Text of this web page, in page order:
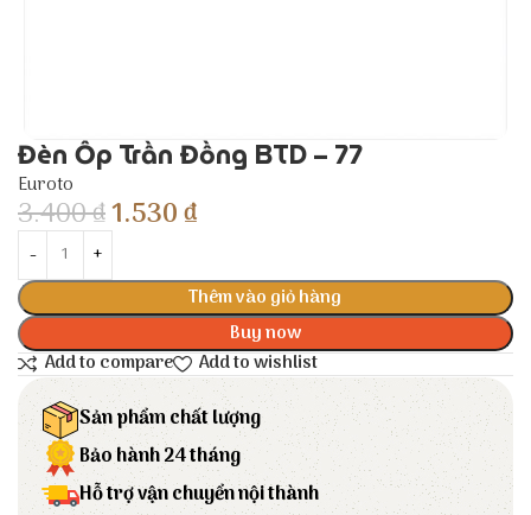
Đèn Ốp Trần Đồng BTD – 77
Euroto
3.400₫1.530₫
Thêm vào giỏ hàng
Buy now
Add to compare
Add to wishlist
Sản phẩm chất lượng
Bảo hành 24 tháng
Hỗ trợ vận chuyển nội thành